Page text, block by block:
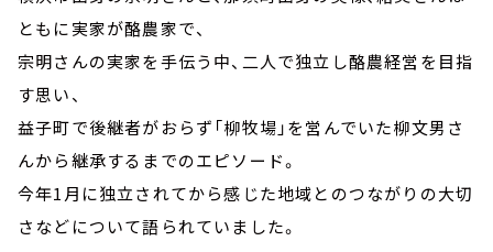
ともに実家が酪農家で、
宗明さんの実家を手伝う中、二人で独立し酪農経営を目指
す思い、
益子町で後継者がおらず「柳牧場」を営んでいた柳文男さ
んから継承するまでのエピソード。
今年1月に独立されてから感じた地域とのつながりの大切
さなどについて語られていました。